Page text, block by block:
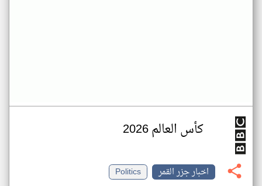
كأس العالم 2026
اخبار جزر القمر
Politics